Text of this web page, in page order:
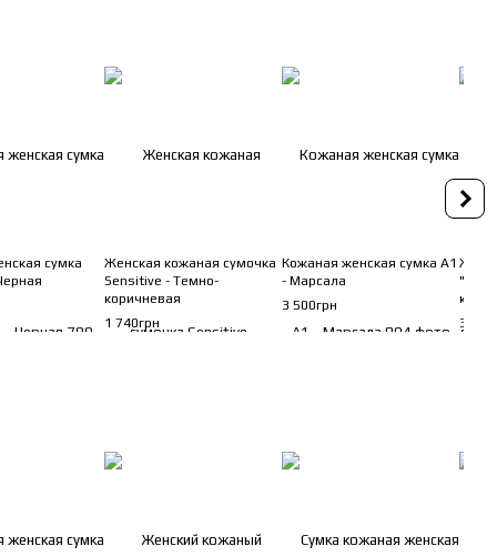
сумка
Женская кожаная сумочка
Sensitive - Темно-
коричневая
1 740грн
Кожаная женская сумка A1
- Марсала
3 500грн
3